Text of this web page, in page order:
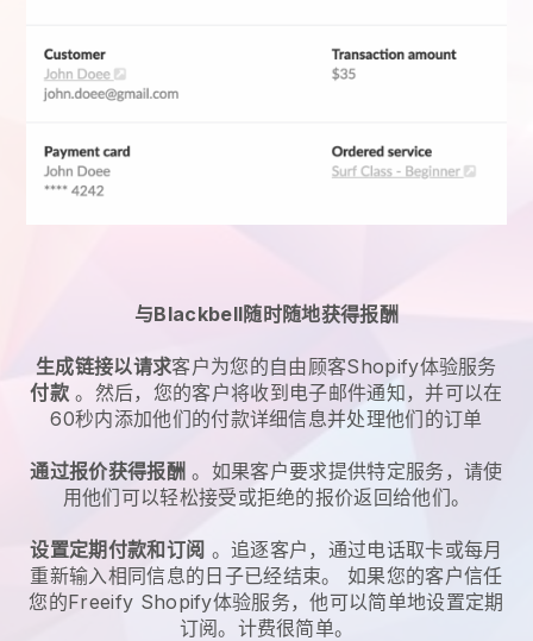
与Blackbell随时随地获得报酬
生成链接以请求客户为您的自由顾客Shopify体验服务
付款 。然后，您的客户将收到电子邮件通知，并可以在
60秒内添加他们的付款详细信息并处理他们的订单
通过报价获得报酬 。如果客户要求提供特定服务，请使
用他们可以轻松接受或拒绝的报价返回给他们。
设置定期付款和订阅 。追逐客户，通过电话取卡或每月
重新输入相同信息的日子已经结束。 如果您的客户信任
您的Freeify Shopify体验服务，他可以简单地设置定期
订阅。 计费很简单。